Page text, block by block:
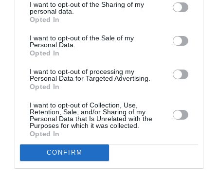
I want to opt-out of the Sharing of my
personal data.
Opted In
I want to opt-out of the Sale of my
Personal Data.
Opted In
I want to opt-out of processing my
Personal Data for Targeted Advertising.
Opted In
I want to opt-out of Collection, Use,
Retention, Sale, and/or Sharing of my
Personal Data that Is Unrelated with the
Purposes for which it was collected.
Opted In
CONFIRM
αναδεικνύοντας νέες διεθνείς και περιφερειακές
παραγωγές. Στο φετινό τμήμα
Screeningsθα προβληθούν επεισόδια από επτά σειρές,
ανάμεσά τους και δύο ελληνικές:
παραγωγή της COSMOTE TV.
Η σειράΑύριο
ΔΙΕΘΝΕΣ ΠΡΟΓΡΑΜΜΑ
Το 66ο Φεστιβάλ Κινηματογράφου Θεσσαλονίκης
φιλοξενεί τέσσερα διεθνή διαγωνιστικά τμήματα,
τα οποία συνοδεύονται από σημαντικά χρηματικά
βραβεία.